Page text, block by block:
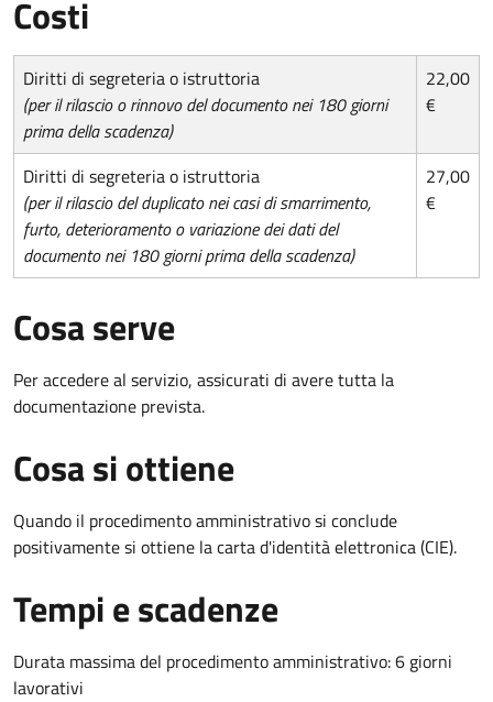
Costi
Diritti di segreteria o istruttoria
(per il rilascio o rinnovo del documento nei 180 giorni
prima della scadenza)
22,00
€
Diritti di segreteria o istruttoria
(per il rilascio del duplicato nei casi di smarrimento,
furto, deterioramento o variazione dei dati del
documento nei 180 giorni prima della scadenza)
27,00
€
Cosa serve
Per accedere al servizio, assicurati di avere tutta la
documentazione prevista.
Cosa si ottiene
Quando il procedimento amministrativo si conclude
positivamente si ottiene la carta d'identità elettronica (CIE).
Tempi e scadenze
Durata massima del procedimento amministrativo: 6 giorni
lavorativi